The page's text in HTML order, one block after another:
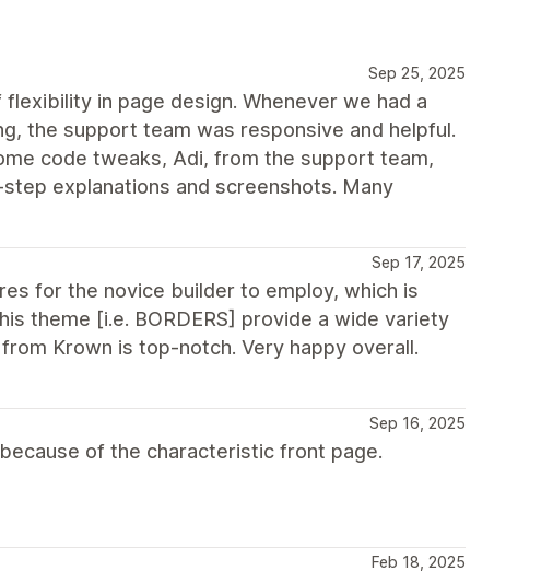
Sep 25, 2025
in page design. Whenever we had a
the support team was responsive and helpful.
code tweaks, Adi, from the support team,
explanations and screenshots. Many
Sep 17, 2025
for the novice builder to employ, which is
theme [i.e. BORDERS] provide a wide variety
Krown is top-notch. Very happy overall.
Sep 16, 2025
of the characteristic front page.
Feb 18, 2025